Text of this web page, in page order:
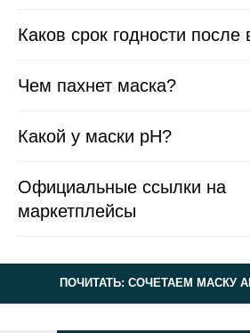
Каков срок годности после
Чем пахнет маска?
Какой у маски pH?
Официальные ссылки на
маркетплейсы
ПОЧИТАТЬ: СОЧЕТАЕМ МАСКУ